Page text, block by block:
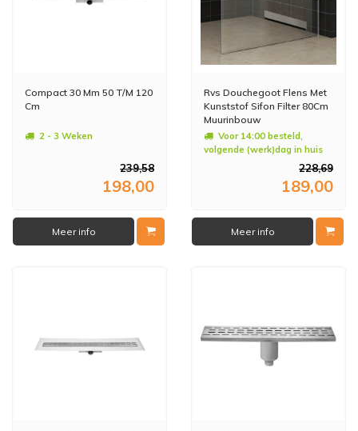
Compact 30 Mm 50 T/M 120
Cm
2 - 3 Weken
239,58
198,00
Meer info
Rvs Douchegoot Flens Met
Kunststof Sifon Filter 80Cm
Muurinbouw
Voor 14:00 besteld,
volgende (werk)dag in huis
228,69
189,00
Meer info